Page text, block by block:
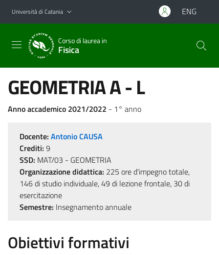
Vai al contenuto principale
Vai al menu di navigazione
Università di Catania ENG
Corso di laurea in
Fisica
GEOMETRIA A - L
Anno accademico 2021/2022 - 1° anno
Docente: Antonio CAUSA
Crediti: 9
SSD: MAT/03 - GEOMETRIA
Organizzazione didattica: 225 ore d'impegno totale,
146 di studio individuale, 49 di lezione frontale, 30 di
esercitazione
Semestre: Insegnamento annuale
Obiettivi formativi